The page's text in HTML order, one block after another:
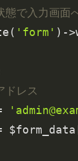
で入力画面
'form' )-
レス